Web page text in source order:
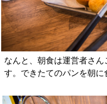
なんと、朝食は運営者さ
す。できたてのパンを朝に